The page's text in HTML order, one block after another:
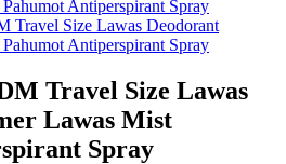
Travel Size Lawas
Lawas Mist
Spray